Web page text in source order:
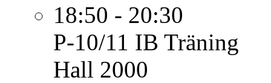
18:50 - 20:30
P-10/11 IB Träning
Hall 2000